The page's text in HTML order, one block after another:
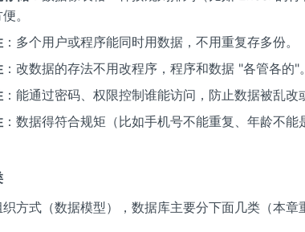
。
：多个用户或程序能同时用数据，不用重复存多份。
：改数据的存法不用改程序，程序和数据 "各管各的"。
：能通过密码、权限控制谁能访问，防止数据被乱改
：数据得符合规矩（比如手机号不能重复、年龄不
方式（数据模型），数据库主要分下面几类（本章